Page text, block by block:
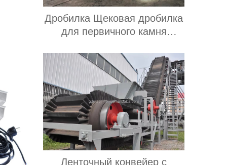
Дробилка Щековая дробилка
для первичного камня
твердых пород
Ленточный конвейер с